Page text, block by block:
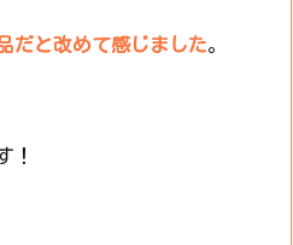
だと改めて感じました。
！